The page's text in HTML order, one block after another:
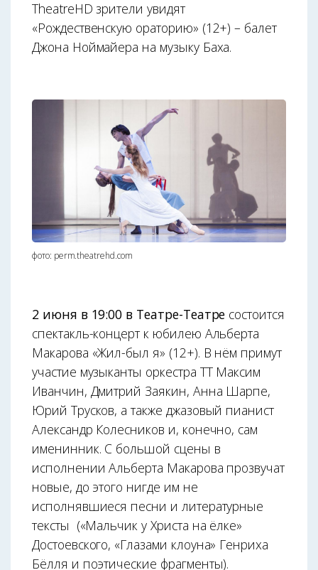
TheatreHD зрители увидят
«Рождественскую ораторию» (12+) – балет
Джона Ноймайера на музыку Баха.
фото: perm.theatrehd.com
2 июня в 19:00 в Театре-Театре состоится
спектакль-концерт к юбилею Альберта
Макарова «Жил-был я» (12+). В нём примут
участие музыканты оркестра ТТ Максим
Иванчин, Дмитрий Заякин, Анна Шарпе,
Юрий Трусков, а также джазовый пианист
Александр Колесников и, конечно, сам
именинник. С большой сцены в
исполнении Альберта Макарова прозвучат
новые, до этого нигде им не
исполнявшиеся песни и литературные
тексты («Мальчик у Христа на ёлке»
Достоевского, «Глазами клоуна» Генриха
Бёлля и поэтические фрагменты).